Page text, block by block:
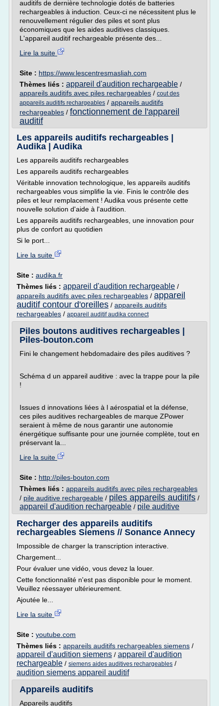
auditifs de dernière technologie dotés de batteries
rechargeables à induction. Ceux-ci ne nécessitent plus le
renouvellement régulier des piles et sont plus
économiques que les aides auditives classiques.
L'appareil auditif rechargeable présente des...
Lire la suite
Site : https://www.lescentresmasliah.com
Thèmes liés : appareil d'audition rechargeable /
appareils auditifs avec piles rechargeables / cout des
appareils auditifs rechargeables / appareils auditifs
rechargeables / fonctionnement de l'appareil
auditif
Les appareils auditifs rechargeables |
Audika | Audika
Les appareils auditifs rechargeables
Les appareils auditifs rechargeables
Véritable innovation technologique, les appareils auditifs
rechargeables vous simplifie la vie. Finis le contrôle des
piles et leur remplacement ! Audika vous présente cette
nouvelle solution d'aide à l'audition.
Les appareils auditifs rechargeables, une innovation pour
plus de confort au quotidien
Si le port...
Lire la suite
Site : audika.fr
Thèmes liés : appareil d'audition rechargeable /
appareils auditifs avec piles rechargeables / appareil
auditif contour d'oreilles / appareils auditifs
rechargeables / appareil auditif audika connect
Piles boutons auditives rechargeables |
Piles-bouton.com
Fini le changement hebdomadaire des piles auditives ?
Schéma d un appareil auditive : avec la trappe pour la pile
!
Issues d innovations liées à l aérospatial et la défense,
ces piles auditives rechargeables de marque ZPower
seraient à même de nous garantir une autonomie
énergétique suffisante pour une journée complète, tout en
préservant la...
Lire la suite
Site : http://piles-bouton.com
Thèmes liés : appareils auditifs avec piles rechargeables
/ pile auditive rechargeable / piles appareils auditifs /
appareil d'audition rechargeable / pile auditive
Recharger des appareils auditifs
rechargeables Siemens // Sonance Annecy
Impossible de charger la transcription interactive.
Chargement...
Pour évaluer une vidéo, vous devez la louer.
Cette fonctionnalité n'est pas disponible pour le moment.
Veuillez réessayer ultérieurement.
Ajoutée le...
Lire la suite
Site : youtube.com
Thèmes liés : appareils auditifs rechargeables siemens /
appareil d'audition siemens / appareil d'audition
rechargeable / siemens aides auditives rechargeables /
audition siemens appareil auditif
Appareils auditifs
Appareils auditifs